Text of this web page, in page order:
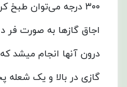
۳۰۰ درجه می‌توان طبخ
اجاق گازها به صورت فر
درون آنها انجام
گازی در بالا و یک